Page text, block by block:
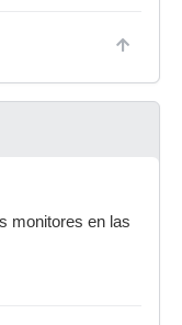
monitores en las